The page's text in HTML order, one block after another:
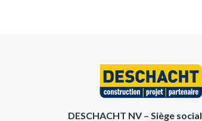
DESCHACHT NV – Siège social